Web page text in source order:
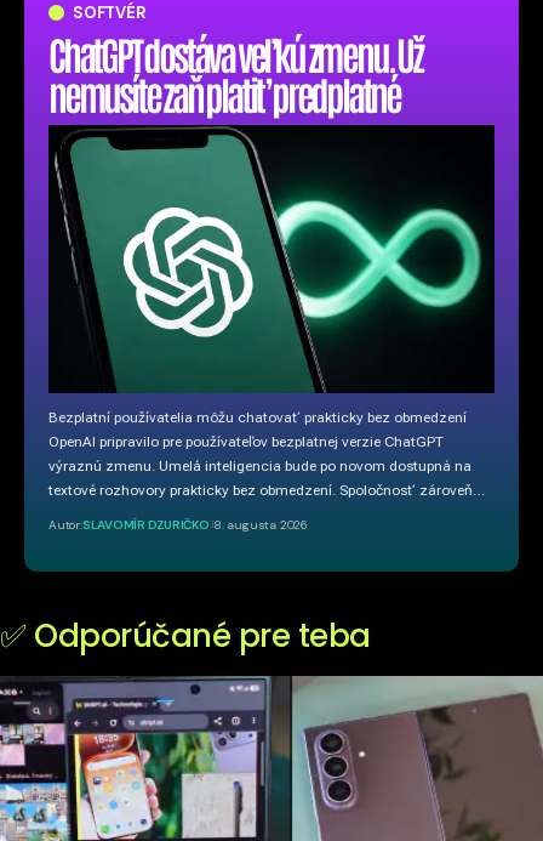
SOFTVÉR
ChatGPT dostáva veľkú zmenu. Už
nemusíte zaň platiť predplatné
Bezplatní používatelia môžu chatovať prakticky bez obmedzení
OpenAI pripravilo pre používateľov bezplatnej verzie ChatGPT
výraznú zmenu. Umelá inteligencia bude po novom dostupná na
textové rozhovory prakticky bez obmedzení. Spoločnosť zároveň…
Autor:SLAVOMÍR DZURIČKO 8. augusta 2026
✅ Odporúčané pre teba